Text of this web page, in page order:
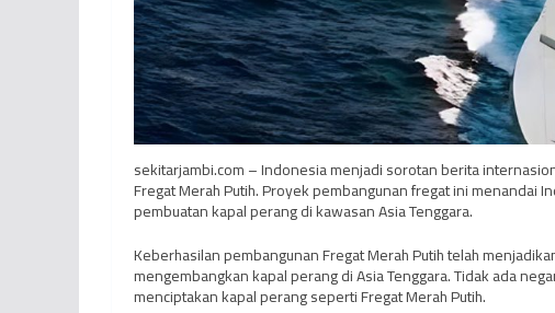
sekitarjambi.com – Indonesia menjadi sorotan berita
Fregat Merah Putih. Proyek pembangunan fregat ini menandai
pembuatan kapal perang di kawasan Asia Tenggara.
Keberhasilan pembangunan Fregat Merah Putih telah
mengembangkan kapal perang di Asia Tenggara. Tidak ada
menciptakan kapal perang seperti Fregat Merah Putih.